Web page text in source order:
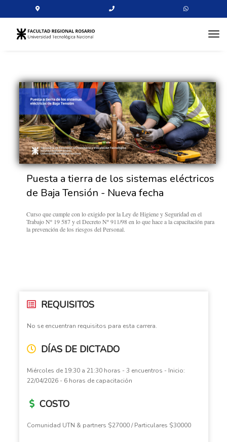
Puesta a tierra de los sistemas eléctricos
de Baja Tensión - Nueva fecha
Curso que cumple con lo exigido por la Ley de Higiene y Seguridad en el
Trabajo Nº 19 587 y el Decreto Nº 911/98 en lo que hace a la capacitación para
la prevención de los riesgos del Personal.
REQUISITOS
No se encuentran requisitos para esta carrera.
DÍAS DE DICTADO
Miércoles de 19:30 a 21:30 horas - 3 encuentros - Inicio:
22/04/2026 - 6 horas de capacitación
COSTO
Comunidad UTN & partners $27000 / Particulares $30000